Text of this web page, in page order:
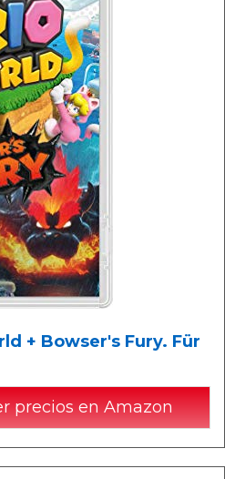
+ Bowser's Fury. Für
precios en Amazon